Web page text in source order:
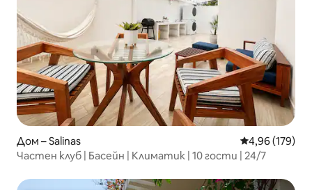
Дом – Salinas Средна
4,96 (179)
Частен клуб | Басейн | Климатик | 10 гости | 24/7